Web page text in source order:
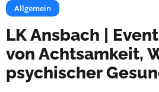
Allgemein
LK Ansbach |
von Achtsamkeit,
psychischer